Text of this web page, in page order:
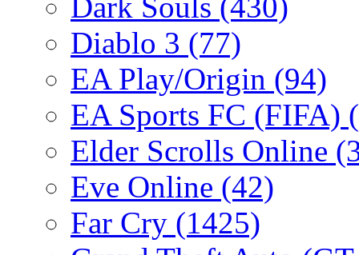
Diablo 3 (77)
EA Play/Origin (94)
EA Sports FC (FIFA)
Elder Scrolls Online
Eve Online (42)
Far Cry (1425)